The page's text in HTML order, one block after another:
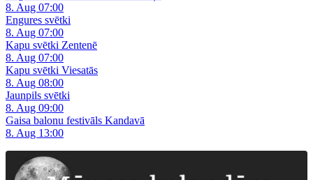
8. Aug 07:00
Engures svētki
8. Aug 07:00
Kapu svētki Zentenē
8. Aug 07:00
Kapu svētki Viesatās
8. Aug 08:00
Jaunpils svētki
8. Aug 09:00
Gaisa balonu festivāls Kandavā
8. Aug 13:00